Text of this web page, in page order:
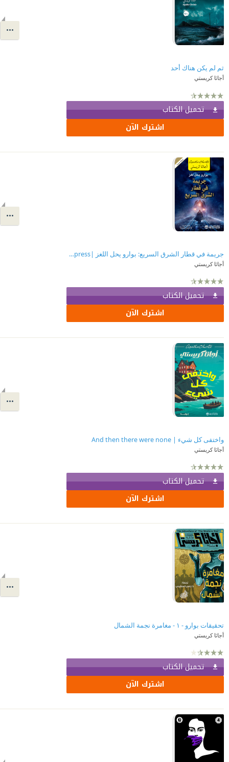
ثم لم يكن هناك أحد
أجاثا كريستي
تحميل الكتاب
اشترك الآن
جريمة في قطار الشرق السريع: بوارو يحل اللغز |Murder on the Orient Express
أجاثا كريستي
تحميل الكتاب
اشترك الآن
واختفى كل شيء | And then there were none
أجاثا كريستي
تحميل الكتاب
اشترك الآن
تحقيقات بوارو - ١ - مغامرة نجمة الشمال
أجاثا كريستي
تحميل الكتاب
اشترك الآن